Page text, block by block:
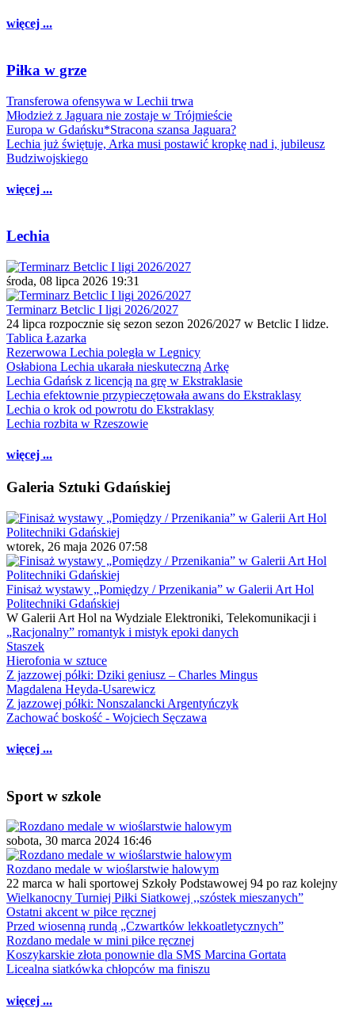
więcej ...
Piłka w grze
Transferowa ofensywa w Lechii trwa
Młodzież z Jaguara nie zostaje w Trójmieście
Europa w Gdańsku*Stracona szansa Jaguara?
Lechia już świętuje, Arka musi postawić kropkę nad i, jubileusz
Budziwojskiego
więcej ...
Lechia
środa, 08 lipca 2026 19:31
Terminarz Betclic I ligi 2026/2027
24 lipca rozpocznie się sezon sezon 2026/2027 w Betclic I lidze.
Tablica Łazarka
Rezerwowa Lechia poległa w Legnicy
Osłabiona Lechia ukarała nieskuteczną Arkę
Lechia Gdańsk z licencją na grę w Ekstraklasie
Lechia efektownie przypieczętowała awans do Ekstraklasy
Lechia o krok od powrotu do Ekstraklasy
Lechia rozbita w Rzeszowie
więcej ...
Galeria Sztuki Gdańskiej
wtorek, 26 maja 2026 07:58
Finisaż wystawy „Pomiędzy / Przenikania” w Galerii Art Hol
Politechniki Gdańskiej
W Galerii Art Hol na Wydziale Elektroniki, Telekomunikacji i
„Racjonalny” romantyk i mistyk epoki danych
Staszek
Hierofonia w sztuce
Z jazzowej półki: Dziki geniusz – Charles Mingus
Magdalena Heyda-Usarewicz
Z jazzowej półki: Nonszalancki Argentyńczyk
Zachować boskość - Wojciech Sęczawa
więcej ...
Sport w szkole
sobota, 30 marca 2024 16:46
Rozdano medale w wioślarstwie halowym
22 marca w hali sportowej Szkoły Podstawowej 94 po raz kolejny
Wielkanocny Turniej Piłki Siatkowej ,,szóstek mieszanych”
Ostatni akcent w piłce ręcznej
Przed wiosenną rundą „Czwartków lekkoatletycznych”
Rozdano medale w mini piłce ręcznej
Koszykarskie złota ponownie dla SMS Marcina Gortata
Licealna siatkówka chłopców ma finiszu
więcej ...